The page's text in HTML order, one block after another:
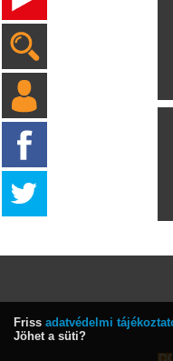
Friss adatvédelmi
Jöhet a süti?